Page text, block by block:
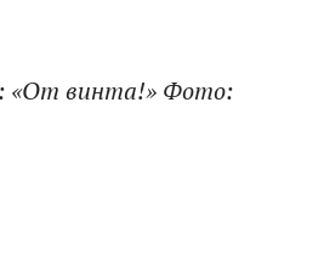
«От винта!» Фото: